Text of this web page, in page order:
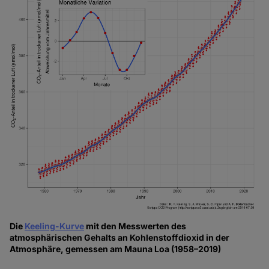
Die Keeling-Kurve mit den Messwerten des
atmosphärischen Gehalts an Kohlenstoffdioxid in der
Atmosphäre, gemessen am Mauna Loa (1958–2019)